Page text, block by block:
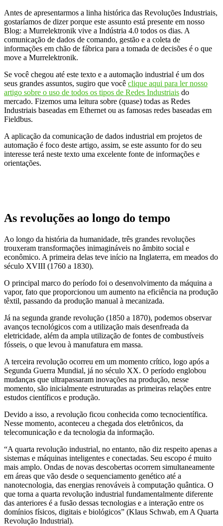
Antes de apresentarmos a linha histórica das Revoluções Industriais,
gostaríamos de dizer porque este assunto está presente em nosso
Blog: a Murrelektronik vive a Indústria 4.0 todos os dias. A
comunicação de dados de comando, gestão e a coleta de
informações em chão de fábrica para a tomada de decisões é o que
move a Murrelektronik.
Se você chegou até este texto e a automação industrial é um dos
seus grandes assuntos, sugiro que você clique aqui para ler nosso
artigo sobre o uso de todos os tipos de Redes Industriais do
mercado. Fizemos uma leitura sobre (quase) todas as Redes
Industriais baseadas em Ethernet ou as famosas redes baseadas em
Fieldbus.
A aplicação da comunicação de dados industrial em projetos de
automação é foco deste artigo, assim, se este assunto for do seu
interesse terá neste texto uma excelente fonte de informações e
orientações.
As revoluções ao longo do tempo
Ao longo da história da humanidade, três grandes revoluções
trouxeram transformações inimagináveis no âmbito social e
econômico. A primeira delas teve início na Inglaterra, em meados do
século XVIII (1760 a 1830).
O principal marco do período foi o desenvolvimento da máquina a
vapor, fato que proporcionou um aumento na eficiência na produção
têxtil, passando da produção manual à mecanizada.
Já na segunda grande revolução (1850 a 1870), podemos observar
avanços tecnológicos com a utilização mais desenfreada da
eletricidade, além da ampla utilização de fontes de combustíveis
fósseis, o que levou à manufatura em massa.
A terceira revolução ocorreu em um momento crítico, logo após a
Segunda Guerra Mundial, já no século XX. O período englobou
mudanças que ultrapassaram inovações na produção, nesse
momento, são inicialmente estruturadas as primeiras relações entre
estudos científicos e produção.
Devido a isso, a revolução ficou conhecida como tecnocientífica.
Nesse momento, aconteceu a chegada dos eletrônicos, da
telecomunicação e da tecnologia da informação.
“A quarta revolução industrial, no entanto, não diz respeito apenas a
sistemas e máquinas inteligentes e conectadas. Seu escopo é muito
mais amplo. Ondas de novas descobertas ocorrem simultaneamente
em áreas que vão desde o sequenciamento genético até a
nanotecnologia, das energias renováveis à computação quântica. O
que torna a quarta revolução industrial fundamentalmente diferente
das anteriores é a fusão dessas tecnologias e a interação entre os
domínios físicos, digitais e biológicos” (Klaus Schwab, em A Quarta
Revolução Industrial).